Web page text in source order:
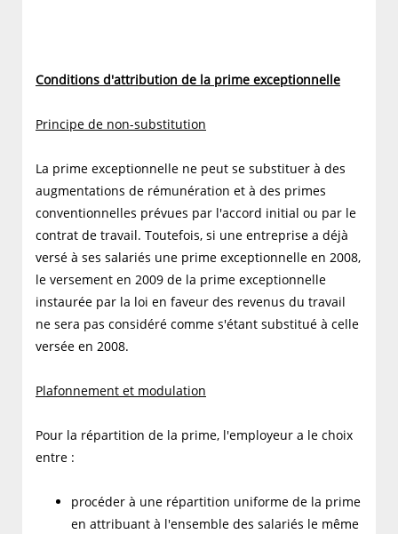
Conditions d'attribution de la prime exceptionnelle
Principe de non-substitution
La prime exceptionnelle ne peut se substituer à des
augmentations de rémunération et à des primes
conventionnelles prévues par l'accord initial ou par le
contrat de travail. Toutefois, si une entreprise a déjà
versé à ses salariés une prime exceptionnelle en 2008,
le versement en 2009 de la prime exceptionnelle
instaurée par la loi en faveur des revenus du travail
ne sera pas considéré comme s'étant substitué à celle
versée en 2008.
Plafonnement et modulation
Pour la répartition de la prime, l'employeur a le choix
entre :
procéder à une répartition uniforme de la prime
en attribuant à l'ensemble des salariés le même